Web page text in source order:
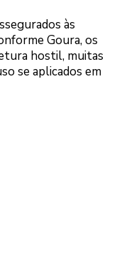
às
Goura, os
hostil, muitas
se aplicados em